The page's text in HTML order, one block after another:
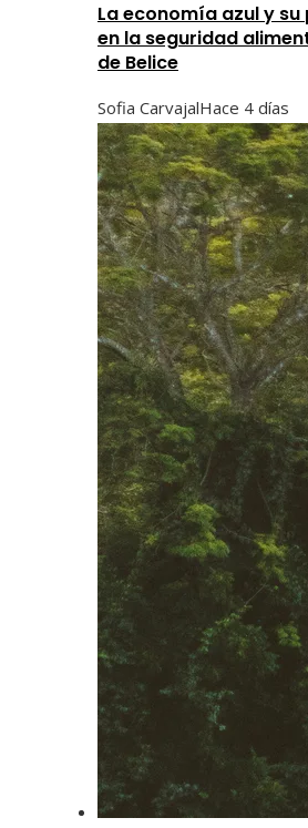
La economía azul y su
en la seguridad
de Belice
Sofia CarvajalHace 4 días